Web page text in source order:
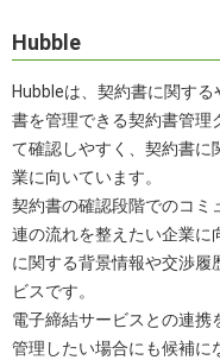
Hubble
Hubbleは、契約書に関す
書を管理できる契約書管理
て確認しやすく、契約書に
業に向いています。
契約書の確認段階でのコミ
連の流れを整えたい企業に
に関する背景情報や交渉履
ビスです。
電子締結サービスとの連携
管理したい場合にも候補に